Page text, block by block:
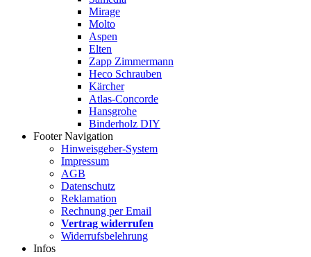
Mirage
Molto
Aspen
Elten
Zapp Zimmermann
Heco Schrauben
Kärcher
Atlas-Concorde
Hansgrohe
Binderholz DIY
Footer Navigation
Hinweisgeber-System
Impressum
AGB
Datenschutz
Reklamation
Rechnung per Email
Vertrag widerrufen
Widerrufsbelehrung
Infos